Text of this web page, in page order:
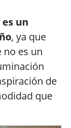
un
, ya que
no es un
de
que